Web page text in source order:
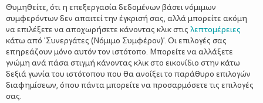
Τα μυστικά των πιο fit ανθρώπων -
Καθημερινές συνήθειες για απόλυτη
Θυμηθείτε, ότι η επεξεργασία δεδομένων βάσει νόμιμων
συμφερόντων δεν απαιτεί την έγκρισή σας, αλλά μπορείτε ακόμη
να επιλέξετε να αποχωρήσετε κάνοντας κλικ στις λεπτομέρειες
κάτω από 'Συνεργάτες (Νόμιμο Συμφέρον)'. Οι επιλογές σας
επηρεάζουν μόνο αυτόν τον ιστότοπο. Μπορείτε να αλλάξετε
γνώμη ανά πάσα στιγμή κάνοντας κλικ στο εικονίδιο στην κάτω
δεξιά γωνία του ιστότοπου που θα ανοίξει το παράθυρο επιλογών
διαφημίσεων, όπου πάντα μπορείτε να προσαρμόσετε τις επιλογές
σας.